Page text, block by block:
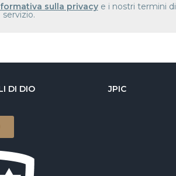
sulla privacye i nostri termini di
servizio.
DI DIO JPIC